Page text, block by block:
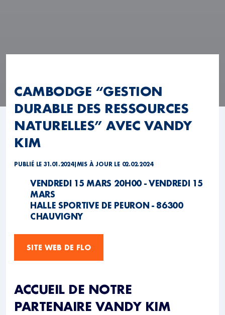
CAMBODGE “GESTION
DURABLE DES RESSOURCES
NATURELLES” AVEC VANDY
KIM
PUBLIÉ LE 31.01.2024| MIS À JOUR LE 02.02.2024
VENDREDI 15 MARS 20H00 - VENDREDI 15
MARS
HALLE SPORTIVE DE PEURON - 86300
CHAUVIGNY
SITE WEB DE FLO
ACCUEIL DE NOTRE
PARTENAIRE VANDY KIM